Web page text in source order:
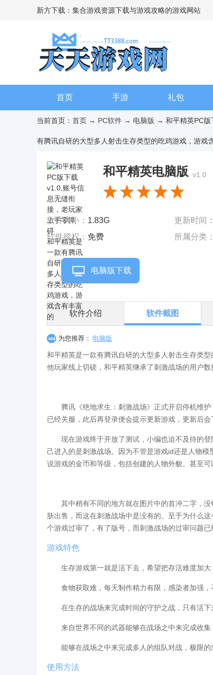
新方下载：集合游戏资源下载与游戏攻略的游戏网站
首页 手游 礼包
当前首页： 首页 → PC软件 → 电脑版 → 和平精
有腾讯自研的大型多人射击生存类型的吃鸡游戏，游戏
和平精英电脑版 v1.0
软件大小： 1.83G 更新时间：
软件授权： 免费 所属分类：
电脑版下载
软件介绍 软件截图
为您推荐： 电脑版
和平精英是一款有腾讯自研的大型多人射击生存类
他玩家线上切磋，和平精英继承了刺激战场的用户
腾讯《绝地求生：刺激战场》正式开启停机维护
已经关服，此后再登录便会提示更新游戏，更新后
现在游戏终于开放了测试，小编也迫不及待的登
己进入的是刺激战场。因为不管是游戏id还是人物
说游戏的金币和等级，包括创建的人物外貌。甚至
其中稍有不同的地方就在图片中的首冲二字，没
肤出售，而这在刺激战场中是没有的。至于为什么
个游戏过审了，有了版号，而刺激战场的过审问题
游戏特色
生存游戏第一就是活下去，希望把存活难度加大
食物获取难，每天制作精力有限，感染者加强，
在生存的战场来完成时间的守护之战，只有活下
来自世界不同的武器能够在战场之中来完成收集
能够在战场之中来完成多人的组队对战，极限的
使用方法